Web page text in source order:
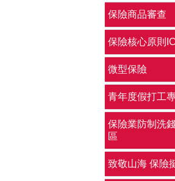
保險商品審查
保險核心原則
微型保險
青年度假打工
保險業防制洗
區
致敬山海 保險